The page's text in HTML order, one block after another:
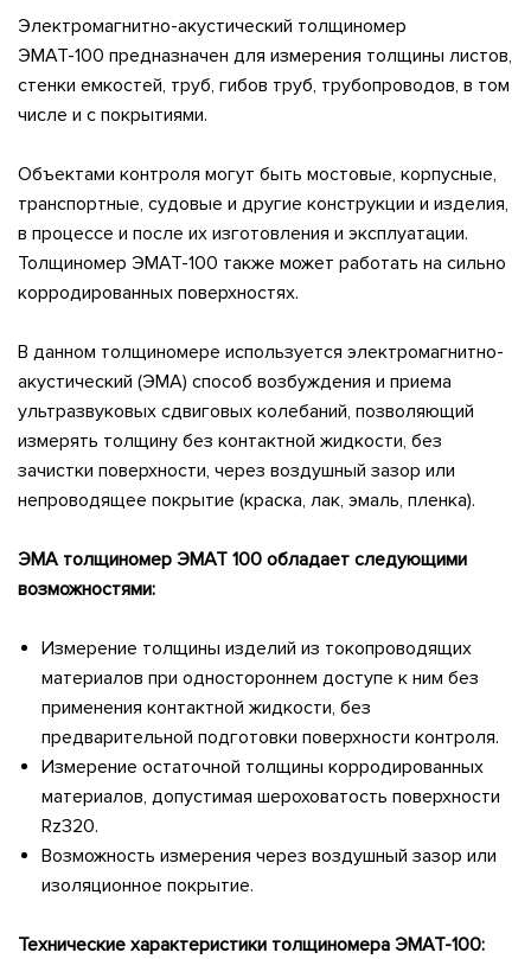
Электромагнитно-акустический толщиномер
ЭМАТ-100 предназначен для измерения толщины листов,
стенки емкостей, труб, гибов труб, трубопроводов, в том
числе и с покрытиями.
Объектами контроля могут быть мостовые, корпусные,
транспортные, судовые и другие конструкции и изделия,
в процессе и после их изготовления и эксплуатации.
Толщиномер ЭМАТ-100 также может работать на сильно
корродированных поверхностях.
В данном толщиномере используется электромагнитно-
акустический (ЭМА) способ возбуждения и приема
ультразвуковых сдвиговых колебаний, позволяющий
измерять толщину без контактной жидкости, без
зачистки поверхности, через воздушный зазор или
непроводящее покрытие (краска, лак, эмаль, пленка).
ЭМА толщиномер ЭМАТ 100 обладает следующими
возможностями:
Измерение толщины изделий из токопроводящих
материалов при одностороннем доступе к ним без
применения контактной жидкости, без
предварительной подготовки поверхности контроля.
Измерение остаточной толщины корродированных
материалов, допустимая шероховатость поверхности
Rz320.
Возможность измерения через воздушный зазор или
изоляционное покрытие.
Технические характеристики толщиномера ЭМАТ-100: